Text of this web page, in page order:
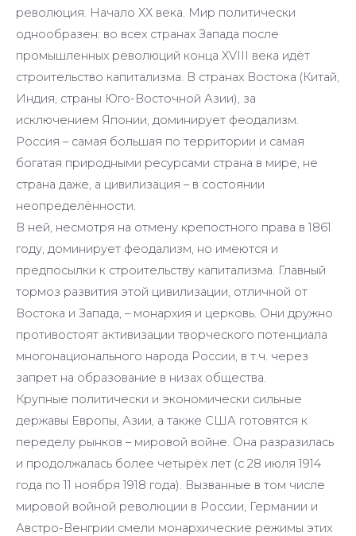
революция. Начало ХХ века. Мир политически
однообразен: во всех странах Запада после
промышленных революций конца XVIII века идёт
строительство капитализма. В странах Востока (Китай,
Индия, страны Юго-Восточной Азии), за
исключением Японии, доминирует феодализм.
Россия – самая большая по территории и самая
богатая природными ресурсами страна в мире, не
страна даже, а цивилизация – в состоянии
неопределённости.
В ней, несмотря на отмену крепостного права в 1861
году, доминирует феодализм, но имеются и
предпосылки к строительству капитализма. Главный
тормоз развития этой цивилизации, отличной от
Востока и Запада, – монархия и церковь. Они дружно
противостоят активизации творческого потенциала
многонационального народа России, в т.ч. через
запрет на образование в низах общества.
Крупные политически и экономически сильные
державы Европы, Азии, а также США готовятся к
переделу рынков – мировой войне. Она разразилась
и продолжалась более четырёх лет (с 28 июля 1914
года по 11 ноября 1918 года). Вызванные в том числе
мировой войной революции в России, Германии и
Австро-Венгрии смели монархические режимы этих